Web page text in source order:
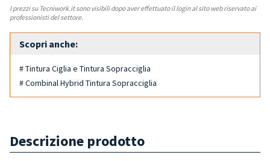
I prezzi su Tecniwork.it sono visibili dopo aver effettuato il login al sito web riservato ai
professionisti del settore.
Scopri anche:
# Tintura Ciglia e Tintura Sopracciglia
# Combinal Hybrid Tintura Sopracciglia
Descrizione prodotto